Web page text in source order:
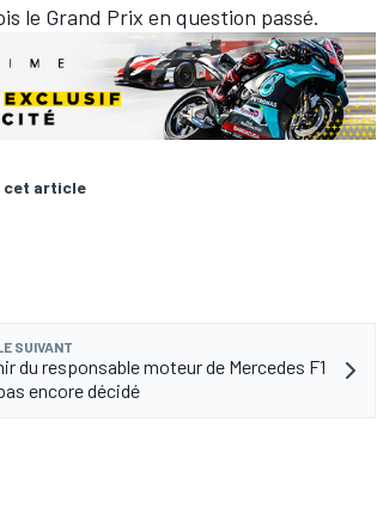
le Grand Prix en question passé.
cet article
SUIVANT
du responsable moteur de Mercedes F1
encore décidé